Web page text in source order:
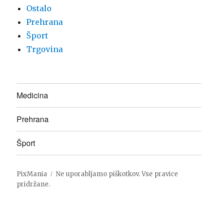
Ostalo
Prehrana
Šport
Trgovina
Medicina
Prehrana
Šport
PixMania
Ne uporabljamo piškotkov. Vse pravice
pridržane.